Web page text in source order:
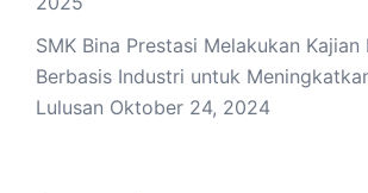
SMK Bina Prestasi Melakukan Kajian
Berbasis Industri untuk
Lulusan Oktober 24, 2024